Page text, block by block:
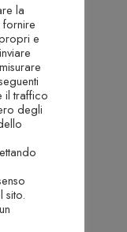
al
la
e
il traffico
degli
sito.